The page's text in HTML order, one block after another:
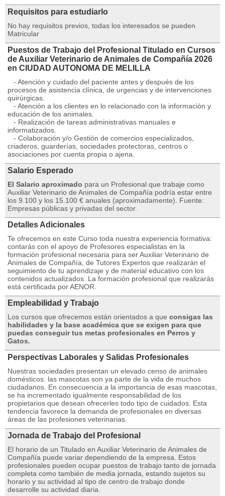
Requisitos para estudiarlo
No hay requisitos previos, todas los interesados se pueden
Matricular
Puestos de Trabajo del Profesional Titulado en Cursos
de Auxiliar Veterinario de Animales de Compañía 2026
en CIUDAD AUTONOMA DE MELILLA
- Atención y cuidado del paciente antes y después de los
procesos de asistencia clínica, de urgencias y de intervenciones
quirúrgicas.
- Atención a los clientes en lo relacionado con la información y
educación de los animales.
- Realización de tareas administrativas manuales e
informatizados.
- Colaboración y/o Gestión de comercios especializados,
criaderos, guarderías, sociedades protectoras, centros o
asociaciones por cuenta propia o ajena.
Salario Esperado
El Salario aproximado para un Profesional que trabaje como
Auxiliar Veterinario de Animales de Compañía podría estar entre
los 9.100 y los 15.100 € anuales (aproximadamente). Fuente:
Empresas públicas y privadas del sector.
Detalles Adicionales
Te ofrecemos en este Curso toda nuestra experiencia formativa:
contarás con el apoyo de Profesores especialistas en la
formación profesional necesaria para ser Auxiliar Veterinario de
Animales de Compañía, de Tutores Expertos que realizarán el
seguimiento de tu aprendizaje y de material educativo con los
contenidos actualizados. La formación profesional que realizarás
está certificada por AENOR.
Empleabilidad y Trabajo
Los cursos que ofrecemos están orientados a que consigas las
habilidades y la base académica que se exigen para que
puedas conseguir tus metas profesionales en Perros y
Gatos.
Perspectivas Laborales y Salidas Profesionales
Nuestras sociedades presentan un elevado censo de animales
domésticos: las mascotas son ya parte de la vida de muchos
ciudadanos. En consecuencia a la importancia de esas mascotas,
se ha incrementado igualmente responsabilidad de los
propietarios que desean ofrecerles todo tipo de cuidados. Esta
tendencia favorece la demanda de profesionales en diversas
áreas de las profesiones veterinarias.
Jornada de Trabajo del Profesional
El horario de un Titulado en Auxiliar Veterinario de Animales de
Compañía puede variar dependiendo de la empresa. Estos
profesionales pueden ocupar puestos de trabajo tanto de jornada
completa como también de media jornada, estando sujetos su
horario y su actividad al tipo de centro de trabajo donde
desarrolle su actividad diaria.